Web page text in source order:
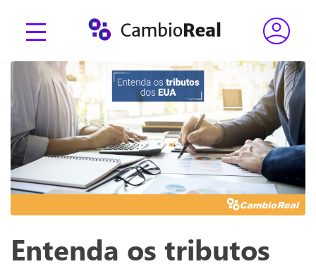
Entenda os tributos